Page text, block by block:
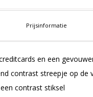
Prijsinformatie
en een
contrast streepje op de
contrast stiksel